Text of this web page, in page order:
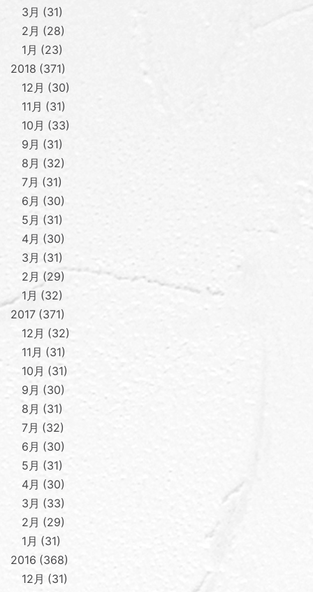
3月
31
2月
28
1月
23
2018 371
12月
30
11月
31
10月
33
9月
31
8月
32
7月
31
6月
30
5月
31
4月
30
3月
31
2月
29
1月
32
2017 371
12月
32
11月
31
10月
31
9月
30
8月
31
7月
32
6月
30
5月
31
4月
30
3月
33
2月
29
1月
31
2016 368
12月
31